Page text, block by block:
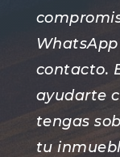
contacto.
ayudarte
tengas
tu